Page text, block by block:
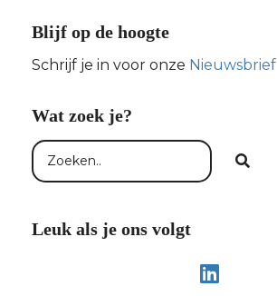
Blijf op de hoogte
Schrijf je in voor onze Nieuwsbrief
Wat zoek je?
Leuk als je ons volgt